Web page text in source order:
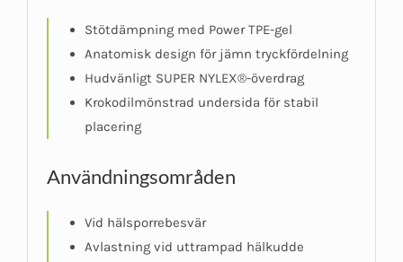
Stötdämpning med Power TPE-gel
Anatomisk design för jämn tryckfördelning
Hudvänligt SUPER NYLEX®-överdrag
Krokodilmönstrad undersida för stabil
placering
Användningsområden
Vid hälsporrebesvär
Avlastning vid uttrampad hälkudde